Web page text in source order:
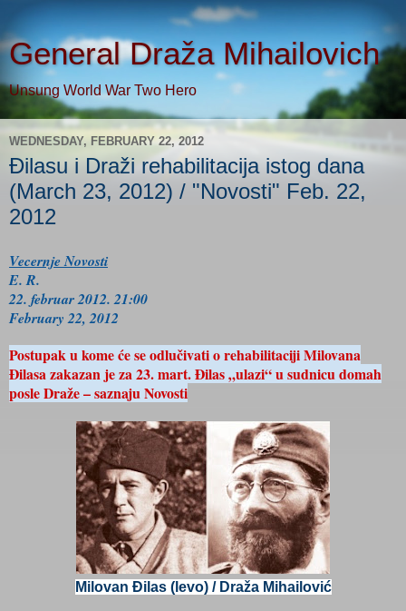
General Draža Mihailovich
Unsung World War Two Hero
WEDNESDAY, FEBRUARY 22, 2012
Đilasu i Draži rehabilitacija istog dana
(March 23, 2012) / "Novosti" Feb. 22,
2012
Vecernje Novosti
E. R.
22. februar 2012. 21:00
February 22, 2012
Postupak u kome će se odlučivati o rehabilitaciji Milovana
Đilasa zakazan je za 23. mart. Đilas „ulazi“ u sudnicu domah
posle Draže – saznaju Novosti
Milovan Đilas (levo) / Draža Mihailović